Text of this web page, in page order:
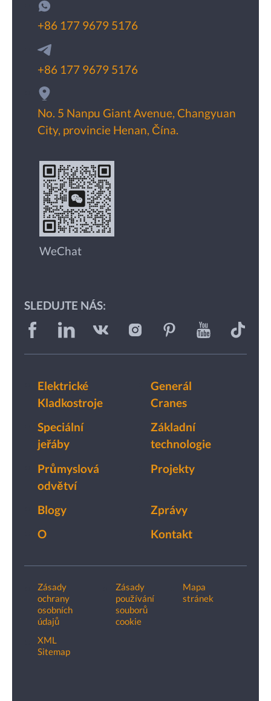
+86 177 9679 5176
+86 177 9679 5176
No. 5 Nanpu Giant Avenue, Changyuan
City, provincie Henan, Čína.
WeChat
SLEDUJTE NÁS:
Elektrické
Kladkostroje
Generál
Cranes
Speciální
jeřáby
Základní
technologie
Průmyslová
odvětví
Projekty
Blogy
Zprávy
O
Kontakt
Zásady
ochrany
osobních
údajů
Zásady
používání
souborů
cookie
Mapa
stránek
XML
Sitemap